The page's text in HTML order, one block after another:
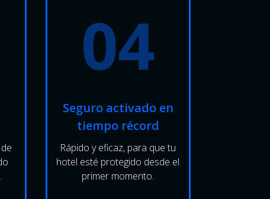
04
Seguro activado en
tiempo récord
Rápido y eficaz, para que tu
hotel esté protegido desde el
primer momento.